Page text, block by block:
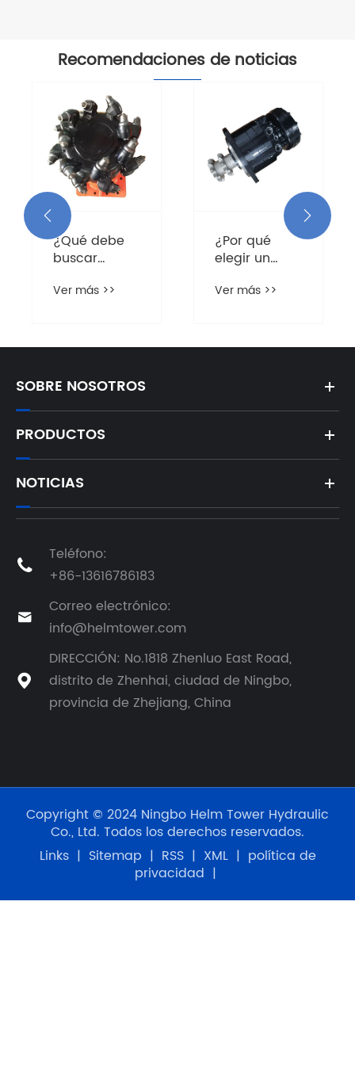
Recomendaciones de noticias
¿Qué debe
buscar
en una
hidráulica?
Ver más >>
¿Por qué
elegir un
hidráulico en
eléctrico
pesado?
Ver más >>
 
SOBRE NOSOTROS
PRODUCTOS
NOTICIAS

Teléfono:
+86-13616786183

Correo electrónico:
info@helmtower.com

DIRECCIÓN: No.1818 Zhenluo East Road,
distrito de Zhenhai, ciudad de Ningbo,
provincia de Zhejiang, China
Copyright © 2024 Ningbo Helm Tower Hydraulic
Co., Ltd. Todos los derechos reservados.
Links | Sitemap | RSS | XML | política de
privacidad |